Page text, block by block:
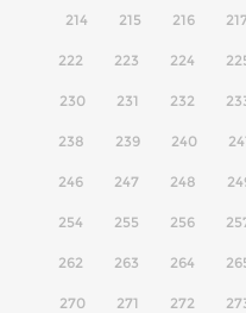
214 215 216
222 223 224
230 231 232
238 239 240
246 247 248
254 255 256
262 263 264
270 271 272